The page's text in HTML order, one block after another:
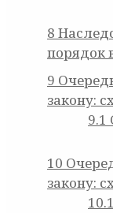
8
порядок
9
закону:
9.1
10
закону:
10.1